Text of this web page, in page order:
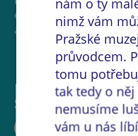
exhibition is
and installations
Sdílejte událost:
nimž vám
Pražské
průvodcem.
tomu
tak tedy o
nemusíme
vám u nás